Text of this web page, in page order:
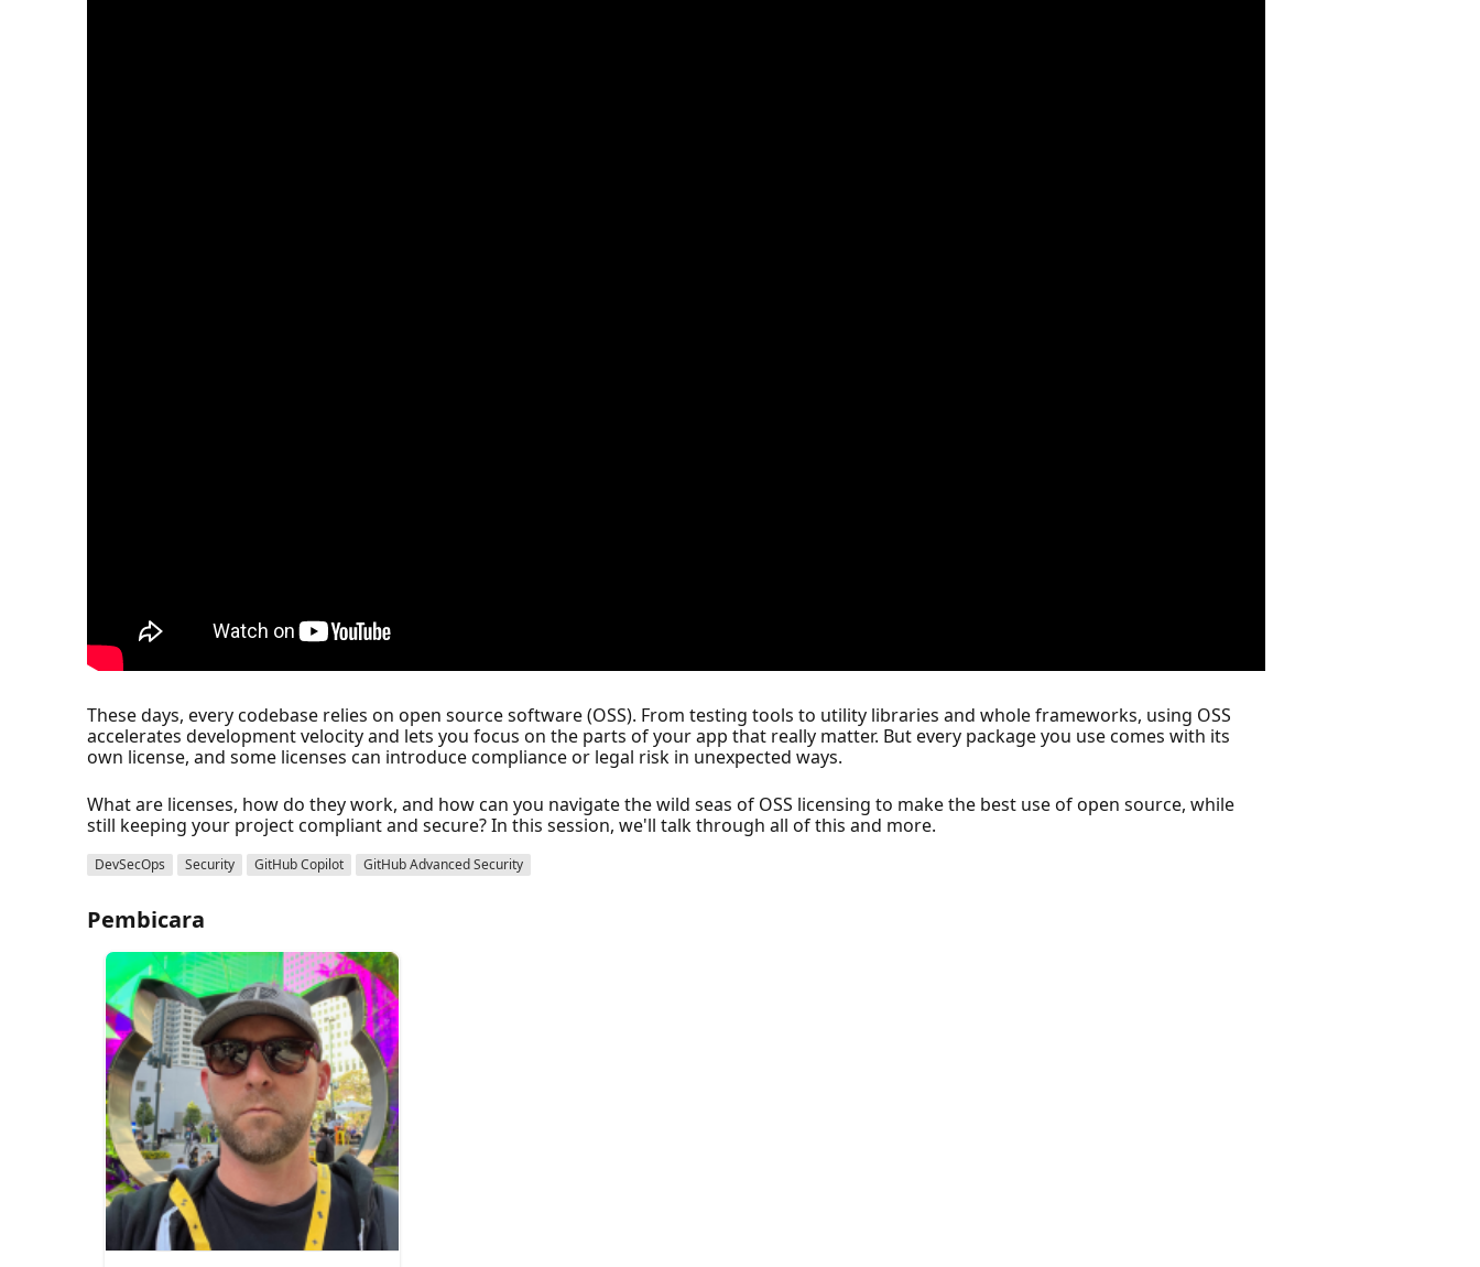
These days, every codebase relies on open source software (OSS). From testing tools to utility libraries and whole frameworks, using OSS
accelerates development velocity and lets you focus on the parts of your app that really matter. But every package you use comes with its
own license, and some licenses can introduce compliance or legal risk in unexpected ways.
What are licenses, how do they work, and how can you navigate the wild seas of OSS licensing to make the best use of open source, while
still keeping your project compliant and secure? In this session, we'll talk through all of this and more.
DevSecOps Security GitHub Copilot GitHub Advanced Security
Pembicara